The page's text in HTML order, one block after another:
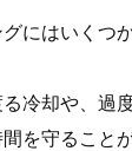
にはいくつ
冷却や、過
を守ること